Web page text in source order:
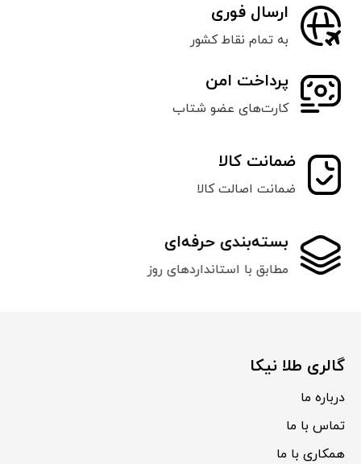
ارسال فوری
به تمام نقاط کشور
پرداخت امن
کارت‌های عضو شتاب
ضمانت کالا
ضمانت اصالت کالا
بسته‌بندی حرفه‌ای
مطابق با استانداردهای روز
گالری طلا نیکا
درباره ما
تماس با ما
همکاری با ما